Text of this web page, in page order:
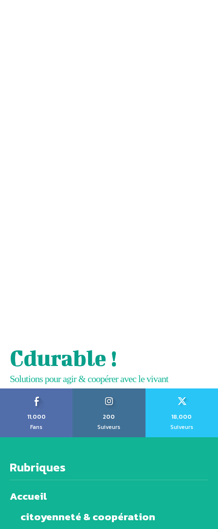
Cdurable !
Solutions pour agir & coopérer avec le vivant
11,000
Fans
200
Suiveurs
18,000
Suiveurs
Rubriques
Accueil
citoyenneté & coopération